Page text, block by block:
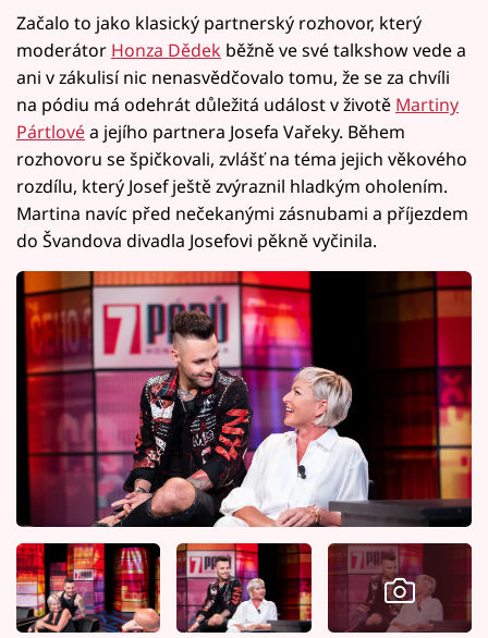
Začalo to jako klasický partnerský rozhovor, který
moderátor Honza Dědek běžně ve své talkshow vede a
ani v zákulisí nic nenasvědčovalo tomu, že se za chvíli
na pódiu má odehrát důležitá událost v životě Martiny
Pártlovéa jejího partnera Josefa Vařeky. Během
rozhovoru se špičkovali, zvlášť na téma jejich věkového
rozdílu, který Josef ještě zvýraznil hladkým oholením.
Martina navíc před nečekanými zásnubami a příjezdem
do Švandova divadla Josefovi pěkně vyčinila.